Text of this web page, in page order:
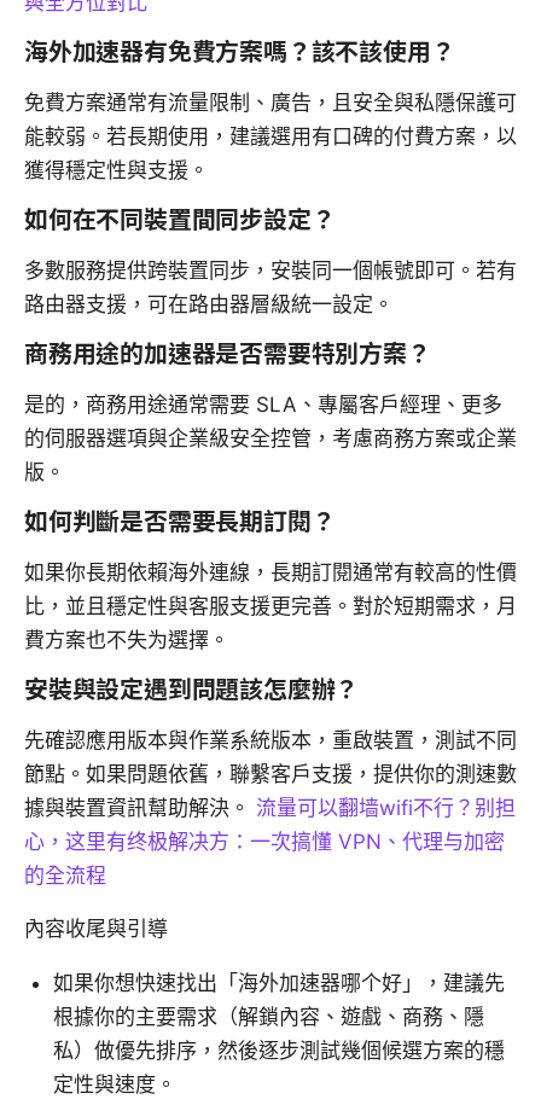
海外加速器有免費方案嗎？該不該使用？
免費方案通常有流量限制、廣告，且安全與私隱保護可
能較弱。若長期使用，建議選用有口碑的付費方案，以
獲得穩定性與支援。
如何在不同裝置間同步設定？
多數服務提供跨裝置同步，安裝同一個帳號即可。若有
路由器支援，可在路由器層級統一設定。
商務用途的加速器是否需要特別方案？
是的，商務用途通常需要 SLA、專屬客戶經理、更多
的伺服器選項與企業級安全控管，考慮商務方案或企業
版。
如何判斷是否需要長期訂閱？
如果你長期依賴海外連線，長期訂閱通常有較高的性價
比，並且穩定性與客服支援更完善。對於短期需求，月
費方案也不失为選擇。
安裝與設定遇到問題該怎麼辦？
先確認應用版本與作業系統版本，重啟裝置，測試不同
節點。如果問題依舊，聯繫客戶支援，提供你的測速數
據與裝置資訊幫助解決。 流量可以翻墙wifi不行？别担
心，这里有终极解决方：一次搞懂 VPN、代理与加密
的全流程
內容收尾與引導
如果你想快速找出「海外加速器哪个好」，建議先
根據你的主要需求（解鎖內容、遊戲、商務、隱
私）做優先排序，然後逐步測試幾個候選方案的穩
定性與速度。